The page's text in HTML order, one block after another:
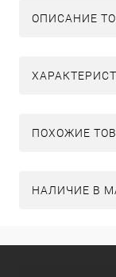
ОПИСАНИЕ
ПОХОЖИЕ
НАЛИЧИЕ В